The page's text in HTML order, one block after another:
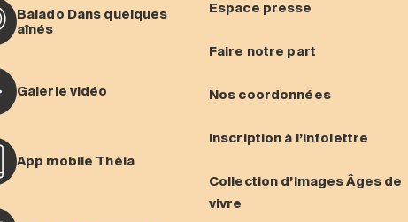
Balado Dans quelques
aînés
Galerie vidéo
App mobile Théia
Espace presse
Faire notre part
Nos coordonnées
Inscription à l’infolettre
Collection d’images Âges de
vivre